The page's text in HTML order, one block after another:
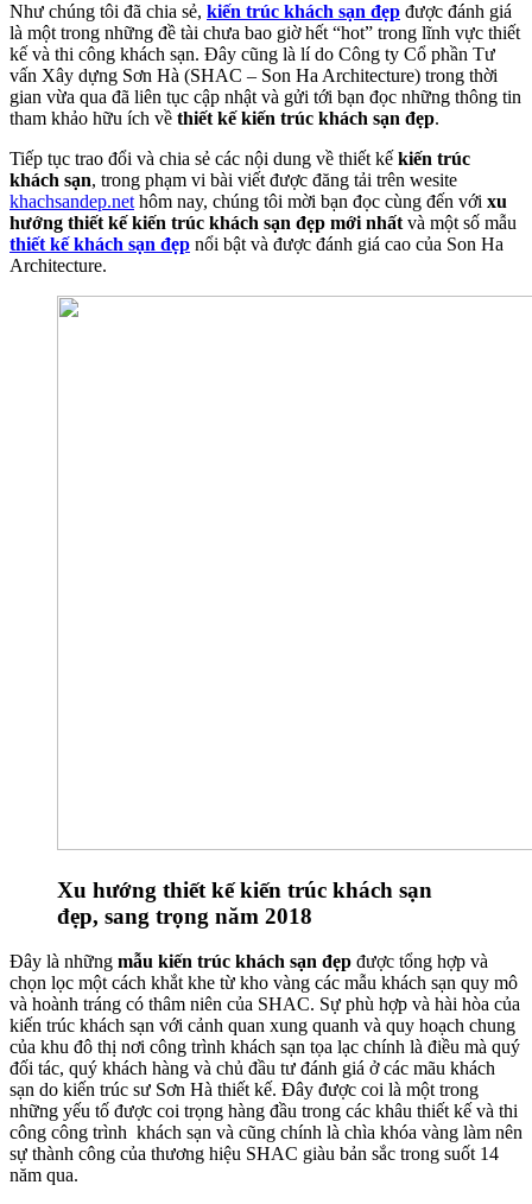
Như chúng tôi đã chia sẻ, kiến trúc khách sạn đẹp được đánh giá
là một trong những đề tài chưa bao giờ hết “hot” trong lĩnh vực thiết
kế và thi công khách sạn. Đây cũng là lí do Công ty Cổ phần Tư
vấn Xây dựng Sơn Hà (SHAC – Son Ha Architecture) trong thời
gian vừa qua đã liên tục cập nhật và gửi tới bạn đọc những thông tin
tham khảo hữu ích về thiết kế kiến trúc khách sạn đẹp.
Tiếp tục trao đổi và chia sẻ các nội dung về thiết kế kiến trúc
khách sạn, trong phạm vi bài viết được đăng tải trên wesite
khachsandep.net hôm nay, chúng tôi mời bạn đọc cùng đến với xu
hướng thiết kế kiến trúc khách sạn đẹp mới nhất và một số mẫu
thiết kế khách sạn đẹp nổi bật và được đánh giá cao của Son Ha
Architecture.
Xu hướng thiết kế kiến trúc khách sạn
đẹp, sang trọng năm 2018
Đây là những mẫu kiến trúc khách sạn đẹp được tổng hợp và
chọn lọc một cách khắt khe từ kho vàng các mẫu khách sạn quy mô
và hoành tráng có thâm niên của SHAC. Sự phù hợp và hài hòa của
kiến trúc khách sạn với cảnh quan xung quanh và quy hoạch chung
của khu đô thị nơi công trình khách sạn tọa lạc chính là điều mà quý
đối tác, quý khách hàng và chủ đầu tư đánh giá ở các mãu khách
sạn do kiến trúc sư Sơn Hà thiết kế. Đây được coi là một trong
những yếu tố được coi trọng hàng đầu trong các khâu thiết kế và thi
công công trình khách sạn và cũng chính là chìa khóa vàng làm nên
sự thành công của thương hiệu SHAC giàu bản sắc trong suốt 14
năm qua.